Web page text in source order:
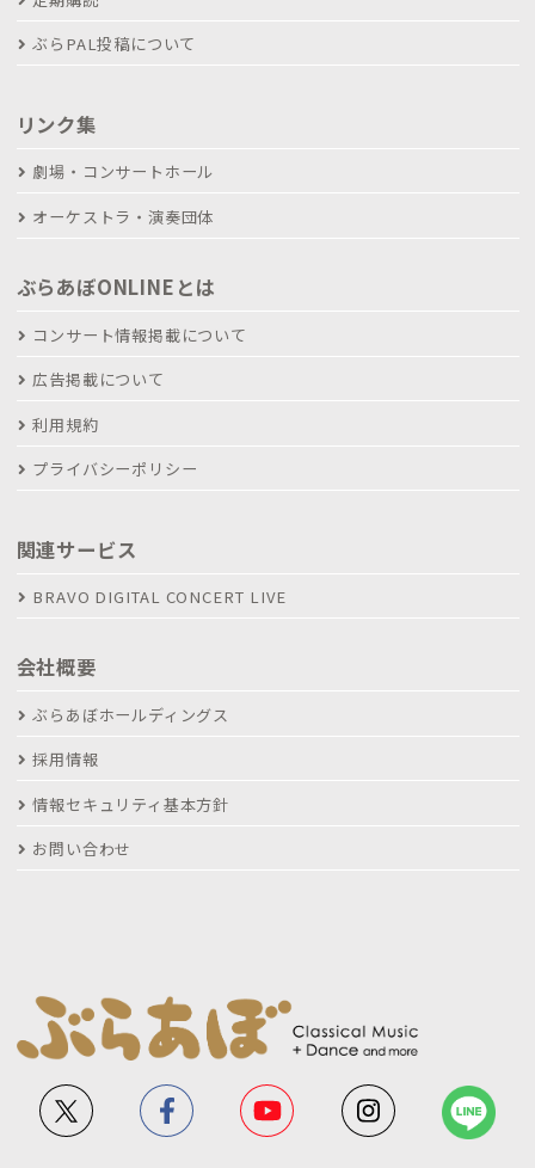
ぶらPAL投稿について
リンク集
劇場・コンサートホール
オーケストラ・演奏団体
ぶらあぼONLINEとは
コンサート情報掲載について
広告掲載について
利用規約
プライバシーポリシー
関連サービス
BRAVO DIGITAL CONCERT LIVE
会社概要
ぶらあぼホールディングス
採用情報
情報セキュリティ基本方針
お問い合わせ